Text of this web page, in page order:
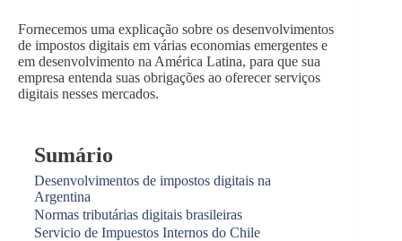
Fornecemos uma explicação sobre os desenvolvimentos
de impostos digitais em várias economias emergentes e
em desenvolvimento na América Latina, para que sua
empresa entenda suas obrigações ao oferecer serviços
digitais nesses mercados.
Sumário
Desenvolvimentos de impostos digitais na
Argentina
Normas tributárias digitais brasileiras
Servicio de Impuestos Internos do Chile